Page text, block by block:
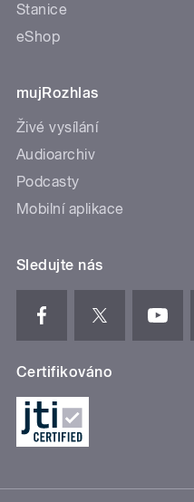
Stanice
eShop
mujRozhlas
Živé vysílání
Audioarchiv
Podcasty
Mobilní aplikace
Sledujte nás
Certifikováno